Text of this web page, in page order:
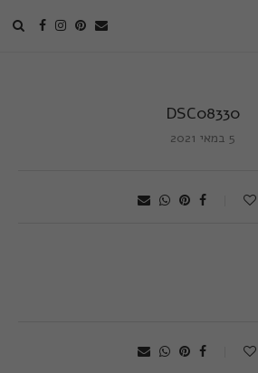
DSC08330
5 במאי 2021